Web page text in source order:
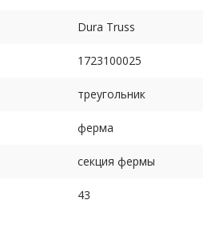
Dura Truss
1723100025
треугольник
ферма
секция фермы
43